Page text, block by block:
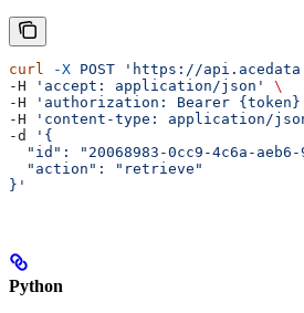
curl -X POST 'https://
-H
'accept: application/json'
\
-H
'authorization: Bearer
-H
'content-type: application/
-d
'{
"id": "20068983-0cc9-4c6a-aeb6-
  "action": "retrieve"
}'
Python